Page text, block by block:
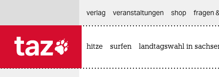
verlag
veranstaltungen shop fragen
hitze surfen landtagswahl in